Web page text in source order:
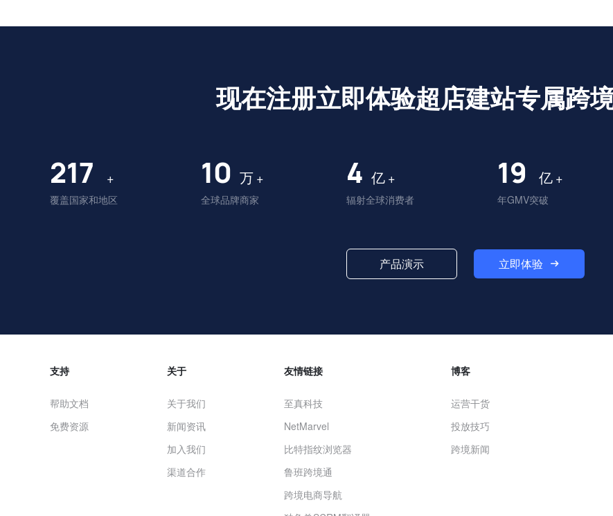
现在注册立即体验超店建站专属跨
225 +
覆盖国家和地区
10 万 +
全球品牌商家
4 亿+
辐射全球消费者
20 亿 +
年GMV突破
产品演示 立即体验
支持
帮助文档
免费资源
关于
关于我们
新闻资讯
加入我们
渠道合作
友情链接
至真科技
NetMarvel
比特指纹浏览器
鲁班跨境通
跨境电商导航
博客
运营干货
投放技巧
跨境新闻